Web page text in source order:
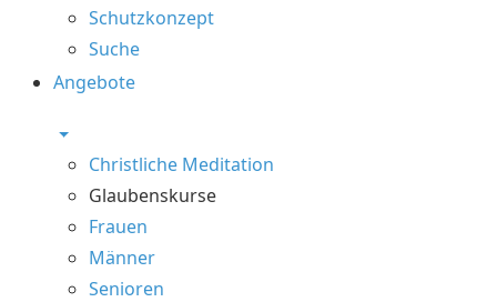
Schutzkonzept
Suche
Angebote
Christliche Meditation
Glaubenskurse
Frauen
Männer
Senioren